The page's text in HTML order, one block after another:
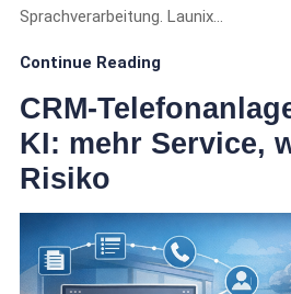
Sprachverarbeitung. Launix…
Continue Reading
CRM-
KI: mehr Service,
Risiko